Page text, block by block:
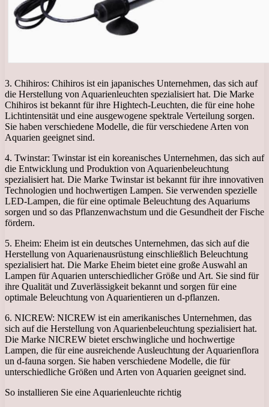
3. Chihiros: Chihiros ist ein japanisches Unternehmen, das sich auf
die Herstellung von Aquarienleuchten spezialisiert hat. Die Marke
Chihiros ist bekannt für ihre Hightech-Leuchten, die für eine hohe
Lichtintensität und eine ausgewogene spektrale Verteilung sorgen.
Sie haben verschiedene Modelle, die für verschiedene Arten von
Aquarien geeignet sind.
4. Twinstar: Twinstar ist ein koreanisches Unternehmen, das sich auf
die Entwicklung und Produktion von Aquarienbeleuchtung
spezialisiert hat. Die Marke Twinstar ist bekannt für ihre innovativen
Technologien und hochwertigen Lampen. Sie verwenden spezielle
LED-Lampen, die für eine optimale Beleuchtung des Aquariums
sorgen und so das Pflanzenwachstum und die Gesundheit der Fische
fördern.
5. Eheim: Eheim ist ein deutsches Unternehmen, das sich auf die
Herstellung von Aquarienausrüstung einschließlich Beleuchtung
spezialisiert hat. Die Marke Eheim bietet eine große Auswahl an
Lampen für Aquarien unterschiedlicher Größe und Art. Sie sind für
ihre Qualität und Zuverlässigkeit bekannt und sorgen für eine
optimale Beleuchtung von Aquarientieren un d-pflanzen.
6. NICREW: NICREW ist ein amerikanisches Unternehmen, das
sich auf die Herstellung von Aquarienbeleuchtung spezialisiert hat.
Die Marke NICREW bietet erschwingliche und hochwertige
Lampen, die für eine ausreichende Ausleuchtung der Aquarienflora
un d-fauna sorgen. Sie haben verschiedene Modelle, die für
unterschiedliche Größen und Arten von Aquarien geeignet sind.
So installieren Sie eine Aquarienleuchte richtig